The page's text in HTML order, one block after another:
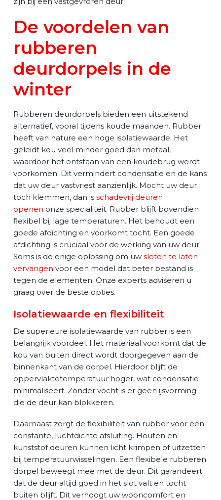
De voordelen van
rubberen
deurdorpels in de
winter
Rubberen deurdorpels bieden een uitstekend
alternatief, vooral tijdens koude maanden. Rubber
heeft van nature een hoge isolatiewaarde. Het
geleidt kou veel minder goed dan metaal,
waardoor het ontstaan van een koudebrug wordt
voorkomen. Dit vermindert condensatie en de kans
dat uw deur vastvriest aanzienlijk. Mocht uw deur
toch klemmen, dan is schadevrij deuren
openen onze specialiteit. Rubber blijft bovendien
flexibel bij lage temperaturen. Het behoudt een
goede afdichting en voorkomt tocht. Een goede
afdichting is cruciaal voor de werking van uw deur.
Soms is de enige oplossing om uw sloten te laten
vervangen voor een model dat beter bestand is
tegen de elementen. Onze experts adviseren u
graag over de beste opties.
Isolatiewaarde en flexibiliteit
De superieure isolatiewaarde van rubber is een
belangrijk voordeel. Het materiaal voorkomt dat de
kou van buiten direct wordt doorgegeven aan de
binnenkant van de dorpel. Hierdoor blijft de
oppervlaktetemperatuur hoger, wat condensatie
minimaliseert. Zonder vocht is er geen ijsvorming
die de deur kan blokkeren.
Daarnaast zorgt de flexibiliteit van rubber voor een
constante, luchtdichte afsluiting. Houten en
kunststof deuren kunnen licht krimpen of uitzetten
bij temperatuurwisselingen. Een flexibele rubberen
dorpel beweegt mee met de deur. Dit garandeert
dat de deur altijd goed in het slot valt en tocht
buiten blijft. Dit verhoogt uw wooncomfort en